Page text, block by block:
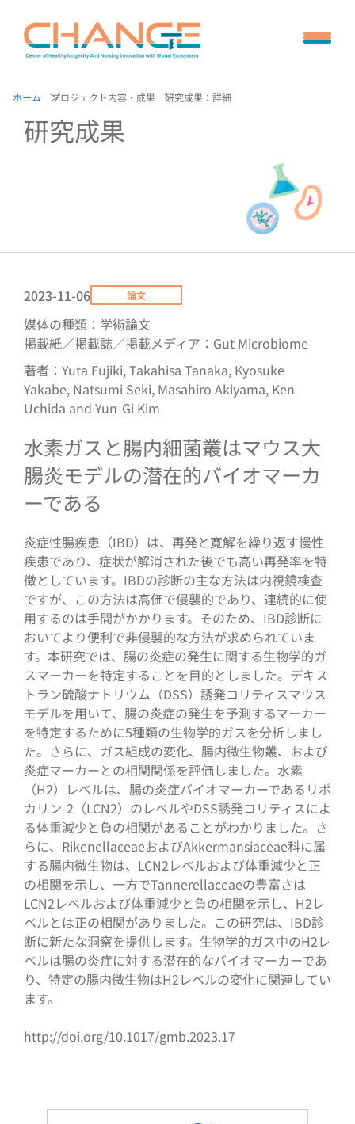
ホーム プロジェクト内容・成果 研究成果：詳細
研究成果
2023-11-06 論文
媒体の種類：学術論文
掲載紙／掲載誌／掲載メディア：Gut Microbiome
著者：Yuta Fujiki, Takahisa Tanaka, Kyosuke
Yakabe, Natsumi Seki, Masahiro Akiyama, Ken
Uchida and Yun-Gi Kim
水素ガスと腸内細菌叢はマウス大
腸炎モデルの潜在的バイオマーカ
ーである
炎症性腸疾患（IBD）は、再発と寛解を繰り返す慢性
疾患であり、症状が解消された後でも高い再発率を特
徴としています。IBDの診断の主な方法は内視鏡検査
ですが、この方法は高価で侵襲的であり、連続的に使
用するのは手間がかかります。そのため、IBD診断に
おいてより便利で非侵襲的な方法が求められていま
す。本研究では、腸の炎症の発生に関する生物学的ガ
スマーカーを特定することを目的としました。デキス
トラン硫酸ナトリウム（DSS）誘発コリティスマウス
モデルを用いて、腸の炎症の発生を予測するマーカー
を特定するために5種類の生物学的ガスを分析しまし
た。さらに、ガス組成の変化、腸内微生物叢、および
炎症マーカーとの相関関係を評価しました。水素
（H2）レベルは、腸の炎症バイオマーカーであるリポ
カリン-2（LCN2）のレベルやDSS誘発コリティスによ
る体重減少と負の相関があることがわかりました。さ
らに、RikenellaceaeおよびAkkermansiaceae科に属
する腸内微生物は、LCN2レベルおよび体重減少と正
の相関を示し、一方でTannerellaceaeの豊富さは
LCN2レベルおよび体重減少と負の相関を示し、H2レ
ベルとは正の相関がありました。この研究は、IBD診
断に新たな洞察を提供します。生物学的ガス中のH2レ
ベルは腸の炎症に対する潜在的なバイオマーカーであ
り、特定の腸内微生物はH2レベルの変化に関連してい
ます。
http://doi.org/10.1017/gmb.2023.17